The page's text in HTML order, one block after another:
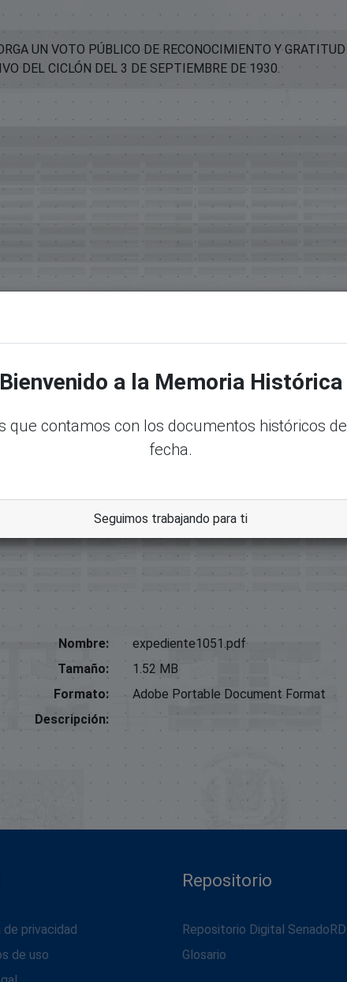
UN VOTO PÚBLICO DE RECONOCIMIENTO Y
DEL CICLÓN DEL 3 DE SEPTIEMBRE DE 1930.
handle/123456789/32997
Nombre:
expediente1051.pdf
Tamaño:
1.52 MB
Formato:
Adobe Portable Document Format
Descripción:
privacidad
de uso
Repositorio
Repositorio Digital SenadoRD
Glosario
Bienvenido a la Memoria Histórica
que contamos con los documentos históricos
fecha.
Seguimos trabajando para ti